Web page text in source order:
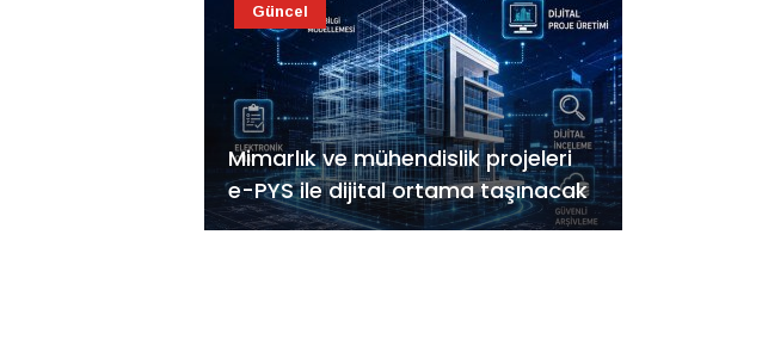
Mimarlık ve mühendislik projeleri
e-PYS ile dijital ortama taşınacak
Güncel